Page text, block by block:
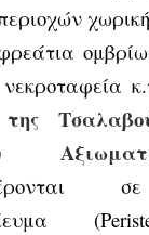
της
(